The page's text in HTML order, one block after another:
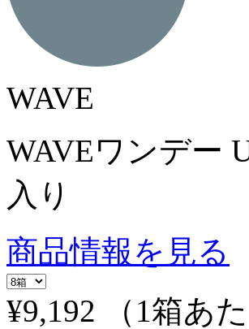
WAVE
WAVEワンデー
入り
商品情報を見る
¥9,192
（1箱あ